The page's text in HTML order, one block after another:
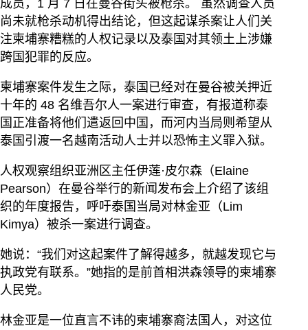
成员，1 月 7 日在曼谷街头被枪杀。 虽然调查人员
尚未就枪杀动机得出结论，但这起谋杀案让人们关
注柬埔寨糟糕的人权记录以及泰国对其领土上涉嫌
跨国犯罪的反应。
柬埔寨案件发生之际，泰国已经对在曼谷被关押近
十年的 48 名维吾尔人一案进行审查，有报道称泰
国正准备将他们遣返回中国，而河内当局则希望从
泰国引渡一名越南活动人士并以恐怖主义罪入狱。
人权观察组织亚洲区主任伊莲·皮尔森（Elaine
Pearson）在曼谷举行的新闻发布会上介绍了该组
织的年度报告，呼吁泰国当局对林金亚（Lim
Kimya）被杀一案进行调查。
她说：“我们对这起案件了解得越多，就越发现它与
执政党有联系。”她指的是前首相洪森领导的柬埔寨
人民党。
林金亚是一位直言不讳的柬埔寨裔法国人，对这位